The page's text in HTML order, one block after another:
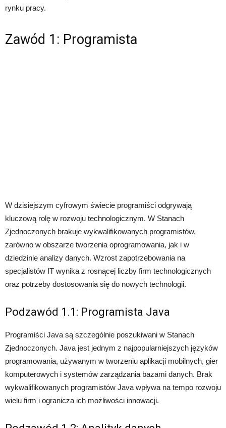
rynku pracy.
Zawód 1: Programista
W dzisiejszym cyfrowym świecie programiści odgrywają
kluczową rolę w rozwoju technologicznym. W Stanach
Zjednoczonych brakuje wykwalifikowanych programistów,
zarówno w obszarze tworzenia oprogramowania, jak i w
dziedzinie analizy danych. Wzrost zapotrzebowania na
specjalistów IT wynika z rosnącej liczby firm technologicznych
oraz potrzeby dostosowania się do nowych technologii.
Podzawód 1.1: Programista Java
Programiści Java są szczególnie poszukiwani w Stanach
Zjednoczonych. Java jest jednym z najpopularniejszych języków
programowania, używanym w tworzeniu aplikacji mobilnych, gier
komputerowych i systemów zarządzania bazami danych. Brak
wykwalifikowanych programistów Java wpływa na tempo rozwoju
wielu firm i ogranicza ich możliwości innowacji.